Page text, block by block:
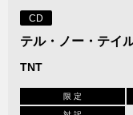
CD
テル・ノー・テイ
TNT
限 定